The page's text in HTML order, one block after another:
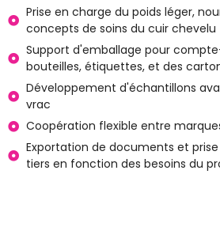
Prise en charge du poids léger,
concepts de soins du cuir chevelu
Support d'emballage pour
bouteilles, étiquettes, et des
Développement d'échantillons
vrac
Coopération flexible entre
Exportation de documents et
tiers en fonction des besoins du